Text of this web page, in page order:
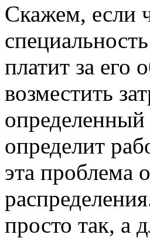
Скажем, если
платит за его
возместить
определенный
определит
эта проблема
просто так, а